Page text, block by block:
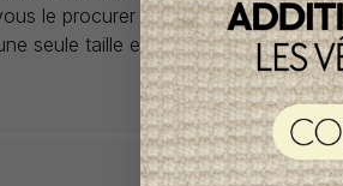
le procurer car la plupart du
seule taille et en un seul
tout achat de